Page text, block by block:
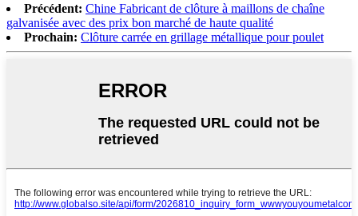
Précédent: Chine Fabricant de clôture à maillons de chaîne
galvanisée avec des prix bon marché de haute qualité
Prochain: Clôture carrée en grillage métallique pour poulet